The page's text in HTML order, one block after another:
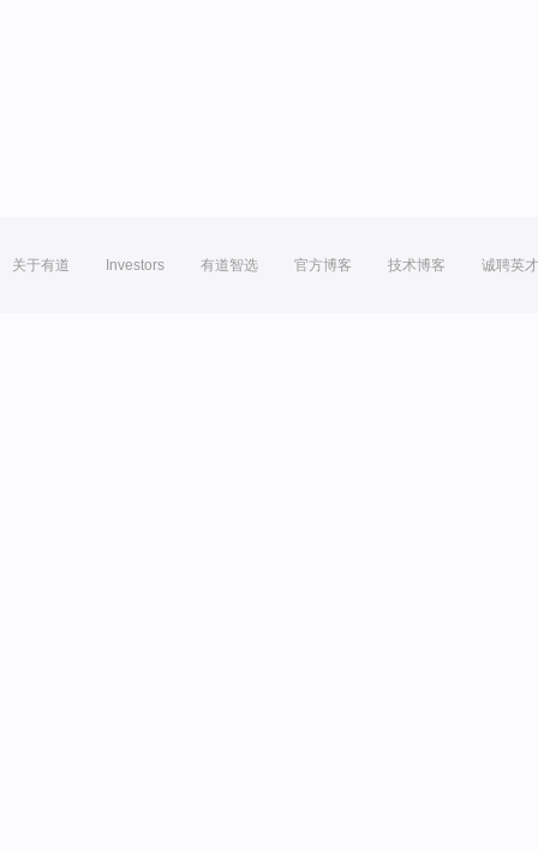
关于有道 Investors 有道智选 官方博客 技术博客 诚聘英才